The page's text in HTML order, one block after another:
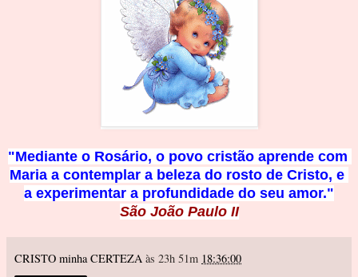
"Mediante o Rosário, o povo cristão aprende com
Maria a contemplar a beleza do rosto de Cristo, e
a experimentar a profundidade do seu amor."
São João Paulo II
CRISTO minha CERTEZA às 23h 51m 18:36:00